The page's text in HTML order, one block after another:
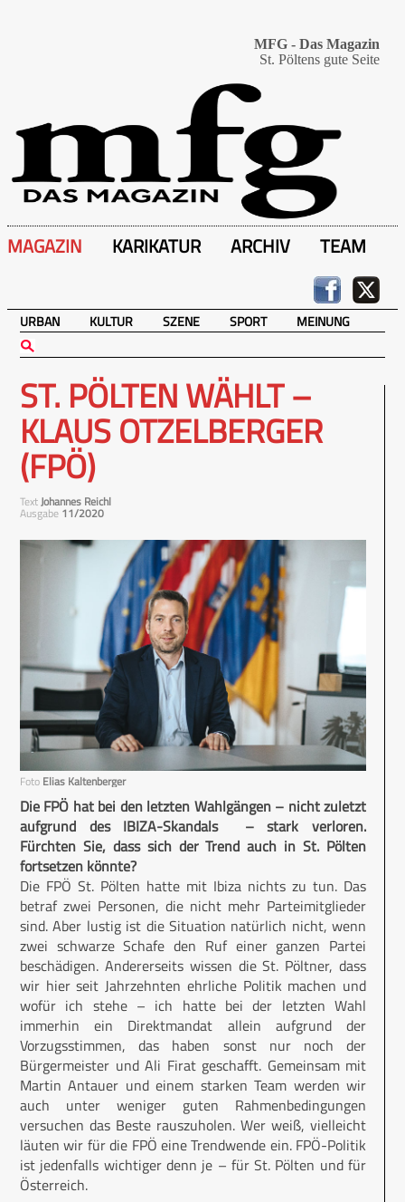
MFG - Das Magazin
St. Pöltens gute Seite
MAGAZIN KARIKATUR ARCHIV TEAM
URBAN KULTUR SZENE SPORT MEINUNG
ST. PÖLTEN WÄHLT –
KLAUS OTZELBERGER
(FPÖ)
TextJohannes Reichl
Ausgabe 11/2020
Foto Elias Kaltenberger
Die FPÖ hat bei den letzten Wahlgängen – nicht zuletzt
aufgrund des IBIZA-Skandals – stark verloren.
Fürchten Sie, dass sich der Trend auch in St. Pölten
fortsetzen könnte?
Die FPÖ St. Pölten hatte mit Ibiza nichts zu tun. Das
betraf zwei Personen, die nicht mehr Parteimitglieder
sind. Aber lustig ist die Situation natürlich nicht, wenn
zwei schwarze Schafe den Ruf einer ganzen Partei
beschädigen. Andererseits wissen die St. Pöltner, dass
wir hier seit Jahrzehnten ehrliche Politik machen und
wofür ich stehe – ich hatte bei der letzten Wahl
immerhin ein Direktmandat allein aufgrund der
Vorzugsstimmen, das haben sonst nur noch der
Bürgermeister und Ali Firat geschafft. Gemeinsam mit
Martin Antauer und einem starken Team werden wir
auch unter weniger guten Rahmenbedingungen
versuchen das Beste rauszuholen. Wer weiß, vielleicht
läuten wir für die FPÖ eine Trendwende ein. FPÖ-Politik
ist jedenfalls wichtiger denn je – für St. Pölten und für
Österreich.